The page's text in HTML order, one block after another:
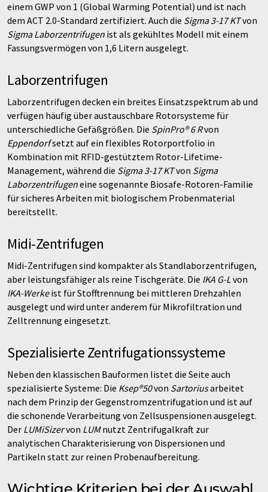
einem GWP von 1 (Global Warming Potential) und ist nach
dem ACT 2.0-Standard zertifiziert. Auch die Sigma 3-17 KTvon
Sigma Laborzentrifugen ist als gekühltes Modell mit einem
Fassungsvermögen von 1,6 Litern ausgelegt.
Laborzentrifugen
Laborzentrifugen decken ein breites Einsatzspektrum ab und
verfügen häufig über austauschbare Rotorsysteme für
unterschiedliche Gefäßgrößen. Die SpinPro® 6 Rvon
Eppendorfsetzt auf ein flexibles Rotorportfolio in
Kombination mit RFID-gestütztem Rotor-Lifetime-
Management, während die Sigma 3-17 KTvon Sigma
Laborzentrifugeneine sogenannte Biosafe-Rotoren-Familie
für sicheres Arbeiten mit biologischem Probenmaterial
bereitstellt.
Midi-Zentrifugen
Midi-Zentrifugen sind kompakter als Standlaborzentrifugen,
aber leistungsfähiger als reine Tischgeräte. Die IKA G-Lvon
IKA-Werkeist für Stofftrennung bei mittleren Drehzahlen
ausgelegt und wird unter anderem für Mikrofiltration und
Zelltrennung eingesetzt.
Spezialisierte Zentrifugationssysteme
Neben den klassischen Bauformen listet die Seite auch
spezialisierte Systeme: Die Ksep®50von Sartoriusarbeitet
nach dem Prinzip der Gegenstromzentrifugation und ist auf
die schonende Verarbeitung von Zellsuspensionen ausgelegt.
Der LUMiSizervon LUMnutzt Zentrifugalkraft zur
analytischen Charakterisierung von Dispersionen und
Partikeln statt zur reinen Probenaufbereitung.